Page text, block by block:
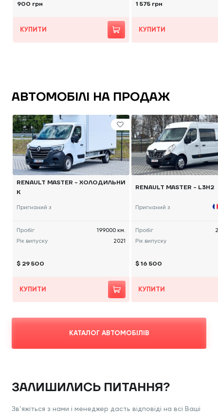
900 грн
КУПИТИ
1 575 грн
КУПИТИ
АВТОМОБІЛІ НА ПРОДАЖ
RENAULT MASTER - ХОЛОДИЛЬНИ
К
Пригнаний з
Пробіг
199000 км.
Рік випуску
2021
$ 29 500
КУПИТИ
RENAULT MASTER - L3H2
Пригнаний з
Пробіг
Рік випуску
$ 16 500
КУПИТИ
КАТАЛОГ АВТОМОБІЛІВ
ЗАЛИШИЛИСЬ ПИТАННЯ?
Зв’яжіться з нами і менеджер дасть відповіді на всі Ваші